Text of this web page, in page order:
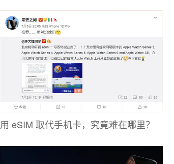
用 eSIM 取代手机卡，究竟难在哪里？